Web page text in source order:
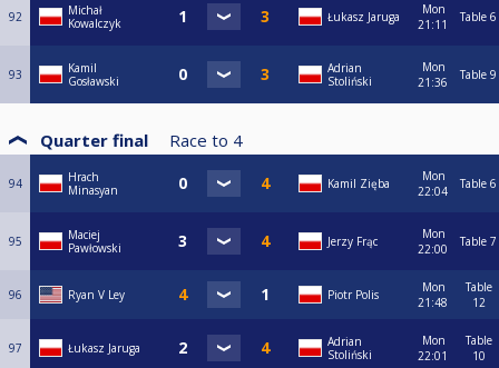
92
Michał
Kowalczyk
Łukasz Jaruga
Mon
21:11
Table 6
93
Kamil
Gosławski
Adrian
Stoliński
Mon
21:36
Table 9
Quarter final Race to 4
94
Hrach
Minasyan
Kamil Zięba
Mon
22:04
Table 6
95
Maciej
Pawłowski
Jerzy Frąc
Mon
22:00
Table 7
96 Ryan V Ley Piotr Polis
Mon
21:48
Table
12
97 Łukasz Jaruga
Adrian
Stoliński
Mon
22:01
Table
10